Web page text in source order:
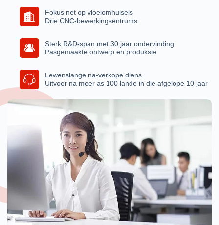
Fokus net op vloeiomhulsels
Drie CNC-bewerkingsentrums
Sterk R&D-span met 30 jaar ondervinding
Pasgemaakte ontwerp en produksie
Lewenslange na-verkope diens
Uitvoer na meer as 100 lande in die afgelope 10 jaar